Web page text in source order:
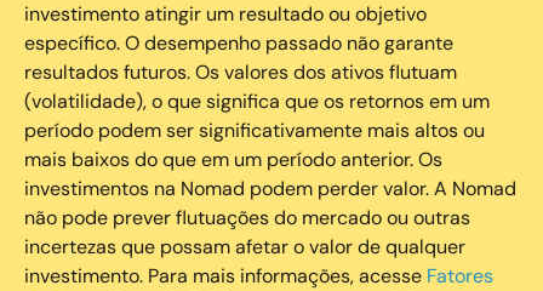
investimento atingir um resultado ou objetivo
específico. O desempenho passado não garante
resultados futuros. Os valores dos ativos flutuam
(volatilidade), o que significa que os retornos em um
período podem ser significativamente mais altos ou
mais baixos do que em um período anterior. Os
investimentos na Nomad podem perder valor. A Nomad
não pode prever flutuações do mercado ou outras
incertezas que possam afetar o valor de qualquer
investimento. Para mais informações, acesse Fatores